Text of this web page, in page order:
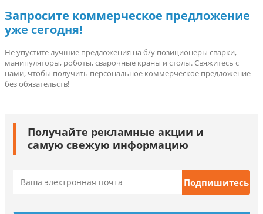
Запросите коммерческое предложение
уже сегодня!
Не упустите лучшие предложения на б/у позиционеры сварки,
манипуляторы, роботы, сварочные краны и столы. Свяжитесь с
нами, чтобы получить персональное коммерческое предложение
без обязательств!
Получайте рекламные акции и
самую свежую информацию